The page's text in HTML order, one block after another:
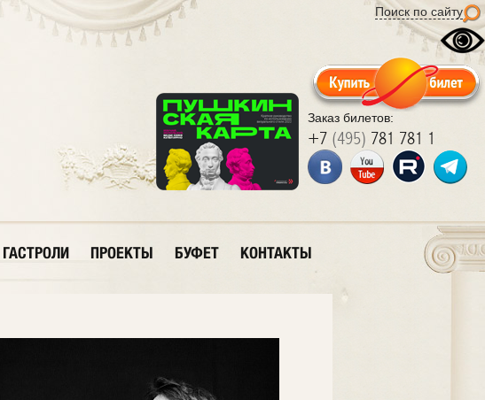
Поиск по сайту
Заказ билетов:
+7 (495) 781 781 1
ГАСТРОЛИ ПРОЕКТЫ БУФЕТ КОНТАКТЫ